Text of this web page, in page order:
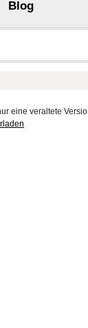
Blog
eine veraltete